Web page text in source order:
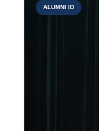
ALUMNI ID